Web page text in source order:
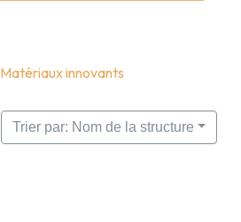
Matériaux innovants
Trier par: Nom de la structure